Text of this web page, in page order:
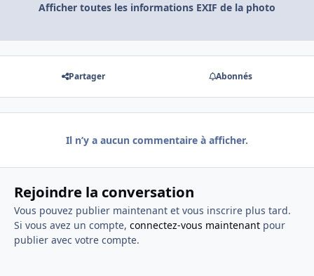
Afficher toutes les informations EXIF de la photo
Partager Abonnés
Il n’y a aucun commentaire à afficher.
Rejoindre la conversation
Vous pouvez publier maintenant et vous inscrire plus tard.
Si vous avez un compte, connectez-vous maintenantpour
publier avec votre compte.